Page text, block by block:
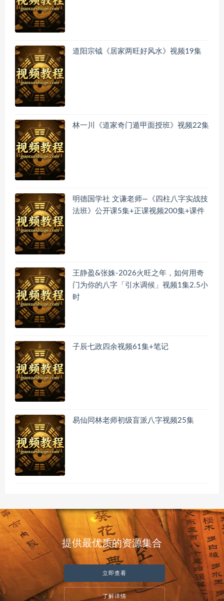
道阳宗钺《居家两旺好风水》视频19集
林一川《道家奇门遁甲面授班》视频22集
明德国学社 文谦老师—《四柱八字实战技
法班》公开课5集+正课视频200集+课件
王静盈&张姝-2026火旺之年，如何用奇
门为你的八字「引水调候」视频1集2.5小
时
子辰七政四余视频61集+笔记
易仙同林老师初级盲派八字视频25集
提供最优质的资源集合
立即查看
了解详情